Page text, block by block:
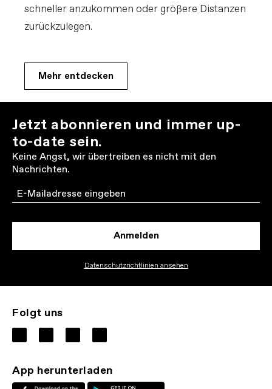
schneller anzukommen oder größere Distanzen
zurückzulegen.
Mehr entdecken
Jetzt abonnieren und immer up-
to-date sein.
Keine Angst, wir übertreiben es nicht mit den
Nachrichten.
Email
Anmelden
Datenschutzrichtlinien ansehen
Folgt uns
App herunterladen